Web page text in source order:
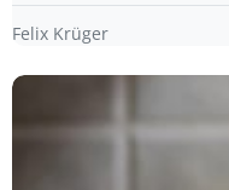
Felix Krüger